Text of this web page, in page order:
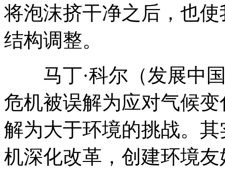
将泡沫挤干净之后，也
结构调整。
马丁·科尔（发展中国
危机被误解为应对气候
解为大于环境的挑战。
机深化改革，创建环境